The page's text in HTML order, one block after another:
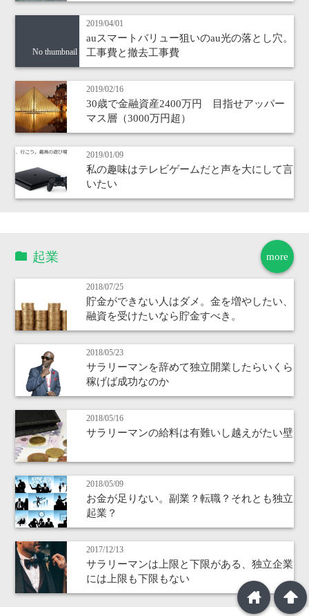
No thumbnail
2019/04/01
auスマートバリュー狙いのau光の落とし穴。
工事費と撤去工事費
2019/02/16
30歳で金融資産2400万円 目指せアッパー
マス層（3000万円超）
2019/01/09
私の趣味はテレビゲームだと声を大にして言
いたい
more
起業
2018/07/25
貯金ができない人はダメ。金を増やしたい、
融資を受けたいなら貯金すべき。
2018/05/23
サラリーマンを辞めて独立開業したらいくら
稼げば成功なのか
2018/05/16
サラリーマンの給料は有難いし越えがたい壁
2018/05/09
お金が足りない。副業？転職？それとも独立
起業？
2017/12/13
サラリーマンは上限と下限がある、独立企業
には上限も下限もない
arrowup
home